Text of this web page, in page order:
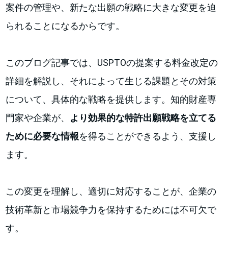
案件の管理や、新たな出願の戦略に大きな変更を迫
られることになるからです。
このブログ記事では、USPTOの提案する料金改定の
詳細を解説し、それによって生じる課題とその対策
について、具体的な戦略を提供します。知的財産専
門家や企業が、 より効果的な特許出願戦略を立てる
ために必要な情報を得ることができるよう、支援し
ます。
この変更を理解し、適切に対応することが、企業の
技術革新と市場競争力を保持するためには不可欠で
す。